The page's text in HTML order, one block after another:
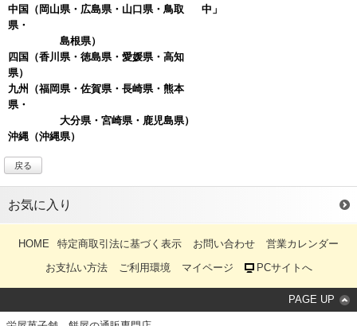
中国
（岡山県・広島県・山口県・鳥取
県・
島根県）
四国
（香川県・徳島県・愛媛県・高知
県）
九州（福岡県・佐賀県・長崎県・熊本
県・
大分県・宮崎県・鹿児島県）
沖縄 （沖縄県）
中」
戻る
お気に入り
HOME 特定商取引法に基づく表示 お問い合わせ
営業カレンダー
お支払い方法
ご利用環境 マイページ PCサイトへ
PAGE UP